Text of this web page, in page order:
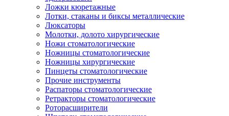
Ложки кюретажные
Лотки, стаканы и биксы металлические
Люксаторы
Молотки, долото хирургические
Ножи стоматологические
Ножницы стоматологические
Ножницы хирургические
Пинцеты стоматологические
Прочие инструменты
Распаторы стоматологические
Ретракторы стоматологические
Роторасширители